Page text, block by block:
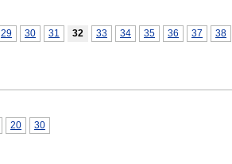
29 30 31 32 33 34 35 36 37
38
20 30